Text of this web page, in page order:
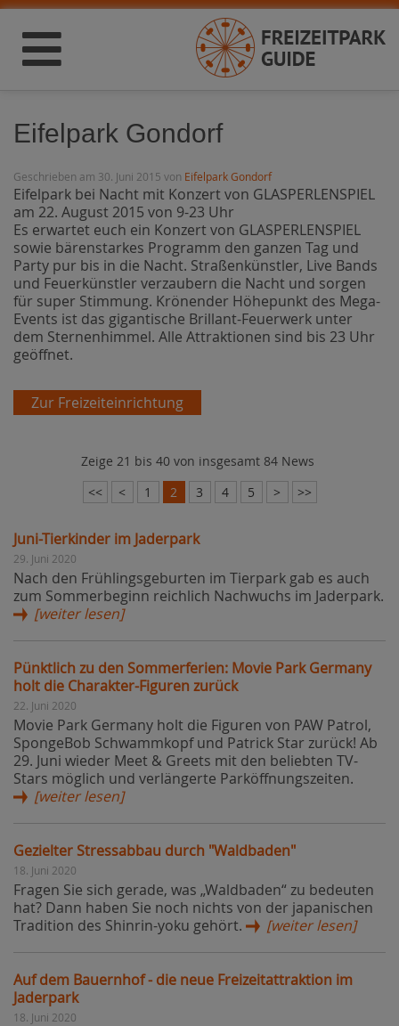
Eifelpark Gondorf
Geschrieben am 30. Juni 2015 von Eifelpark Gondorf
Eifelpark bei Nacht mit Konzert von GLASPERLENSPIEL
am 22. August 2015 von 9-23 Uhr
Es erwartet euch ein Konzert von GLASPERLENSPIEL
sowie bärenstarkes Programm den ganzen Tag und
Party pur bis in die Nacht. Straßenkünstler, Live Bands
und Feuerkünstler verzaubern die Nacht und sorgen
für super Stimmung. Krönender Höhepunkt des Mega-
Events ist das gigantische Brillant-Feuerwerk unter
dem Sternenhimmel. Alle Attraktionen sind bis 23 Uhr
geöffnet.
Zur Freizeiteinrichtung
Zeige 21 bis 40 von insgesamt 84 News
<<
< 1 2 3 4 5 > >>
Juni-Tierkinder im Jaderpark
29. Juni 2020
Nach den Frühlingsgeburten im Tierpark gab es auch
zum Sommerbeginn reichlich Nachwuchs im Jaderpark.
[weiter lesen]
Pünktlich zu den Sommerferien: Movie Park Germany
holt die Charakter-Figuren zurück
22. Juni 2020
Movie Park Germany holt die Figuren von PAW Patrol,
SpongeBob Schwammkopf und Patrick Star zurück! Ab
29. Juni wieder Meet & Greets mit den beliebten TV-
Stars möglich und verlängerte Parköffnungszeiten.
[weiter lesen]
Gezielter Stressabbau durch "Waldbaden"
18. Juni 2020
Fragen Sie sich gerade, was „Waldbaden“ zu bedeuten
hat? Dann haben Sie noch nichts von der japanischen
Tradition des Shinrin-yoku gehört.
[weiter lesen]
Auf dem Bauernhof - die neue Freizeitattraktion im
Jaderpark
18. Juni 2020